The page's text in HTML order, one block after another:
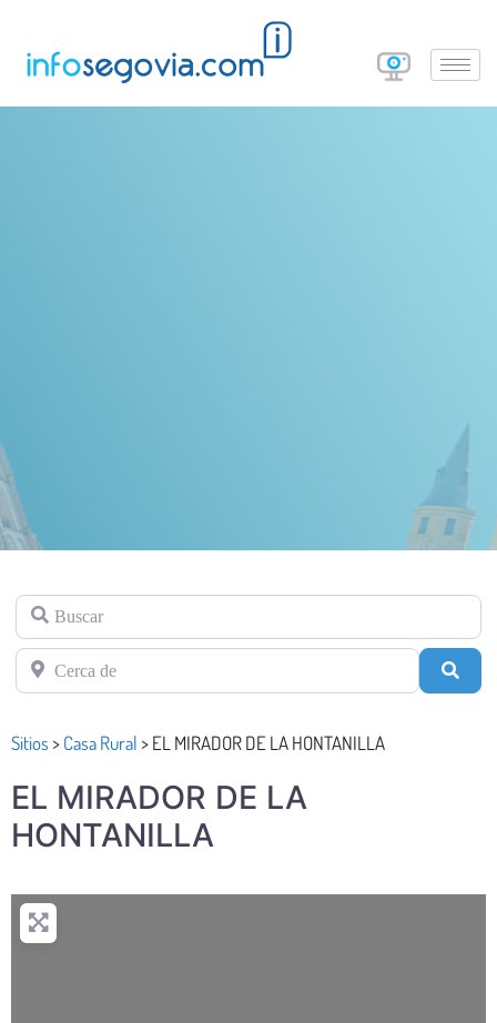
Buscar
Cerca de
Sitios >Casa Rural >EL MIRADOR DE LA HONTANILLA
EL MIRADOR DE LA
HONTANILLA